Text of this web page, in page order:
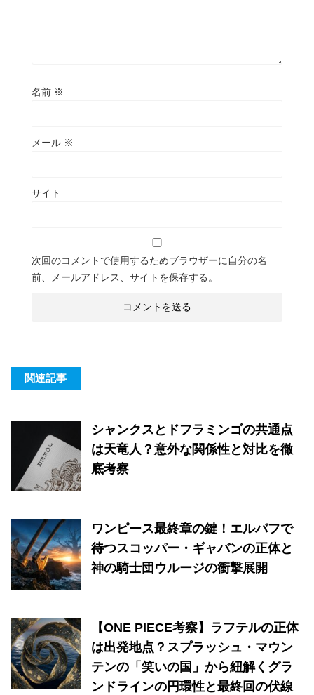
名前 ※
メール ※
サイト
次回のコメントで使用するためブラウザーに自分の名
前、メールアドレス、サイトを保存する。
関連記事
シャンクスとドフラミンゴの共通点
は天竜人？意外な関係性と対比を徹
底考察
ワンピース最終章の鍵！エルバフで
待つスコッパー・ギャバンの正体と
神の騎士団ウルージの衝撃展開
【ONE PIECE考察】ラフテルの正体
は出発地点？スプラッシュ・マウン
テンの「笑いの国」から紐解くグラ
ンドラインの円環性と最終回の伏線